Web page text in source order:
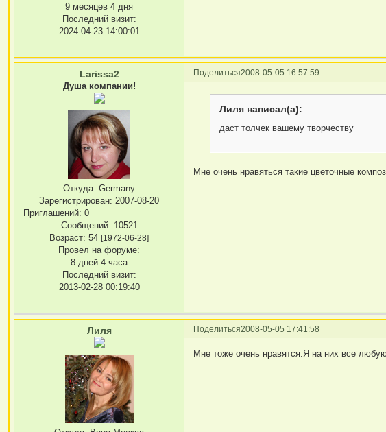
9 месяцев 4 дня
Последний визит:
2024-04-23 14:00:01
Поделиться2008-05-05 16:57:59
Larissa2
Душа компании!
Откуда: Germany
Зарегистрирован: 2007-08-20
Приглашений: 0
Сообщений: 10521
Возраст: 54[1972-06-28]
Провел на форуме:
8 дней 4 часа
Последний визит:
2013-02-28 00:19:40
Лиля написал(а):
даст толчек вашему творчеству
Мне очень нравяться такие цветочные
Поделиться2008-05-05 17:41:58
Лиля
Мне тоже очень нравятся.Я на них все